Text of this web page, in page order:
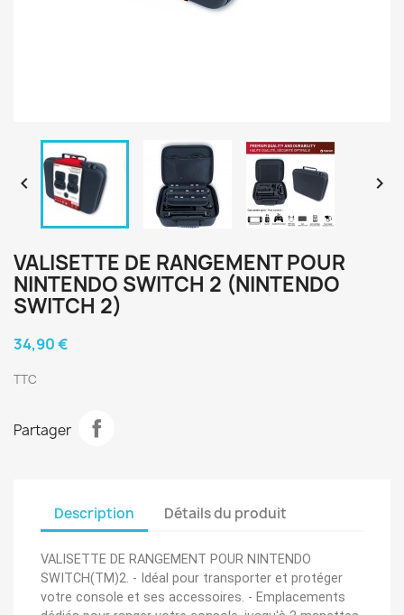
 
VALISETTE DE RANGEMENT POUR
NINTENDO SWITCH 2 (NINTENDO
SWITCH 2)
34,90 €
TTC
Partager
Description Détails du produit
VALISETTE DE RANGEMENT POUR NINTENDO
SWITCH(TM)2. - Idéal pour transporter et protéger
votre console et ses accessoires. - Emplacements